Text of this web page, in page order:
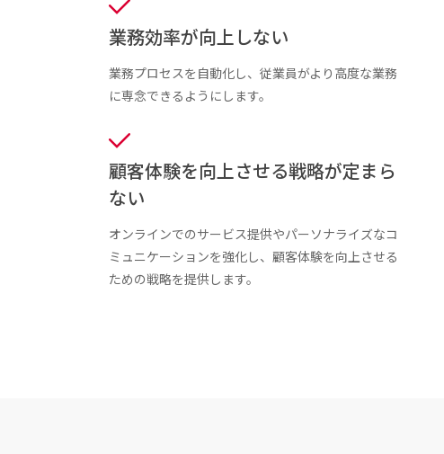
業務効率が向上しない
業務プロセスを自動化し、従業員がより高度な業務
に専念できるようにします。
顧客体験を向上させる戦略が定まら
ない
オンラインでのサービス提供やパーソナライズなコ
ミュニケーションを強化し、顧客体験を向上させる
ための戦略を提供します。